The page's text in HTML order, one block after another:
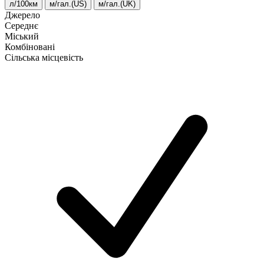
л/100км м/гал.(US) м/гал.(UK)
Джерело
Середнє
Міський
Комбіновані
Сільська місцевість